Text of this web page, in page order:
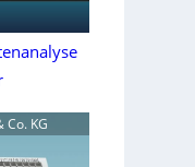
Co. KG